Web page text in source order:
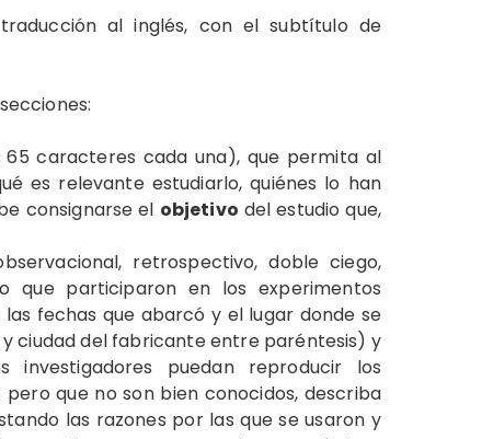
al inglés, con el subtítulo de
caracteres cada una), que permita al
es relevante estudiarlo, quiénes lo han
consignarse el objetivo del estudio que,
retrospectivo, doble ciego,
que participaron en los experimentos
fechas que abarcó y el lugar donde se
ciudad del fabricante entre paréntesis) y
puedan reproducir los
que no son bien conocidos, describa
las razones por las que se usaron y